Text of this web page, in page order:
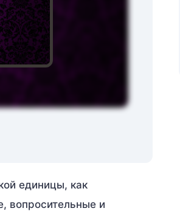
единицы, как
вопросительные и